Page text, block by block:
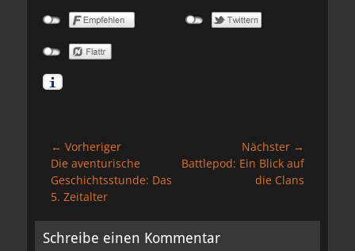
Beitragsnavigation
← Vorheriger
Vorheriger
Beitrag:
Die aventurische
Geschichtsstunde: Das
5. Zeitalter
Nächster →
Nächster
Battlepod: Ein Blick auf
die Clans
Schreibe einen Kommentar